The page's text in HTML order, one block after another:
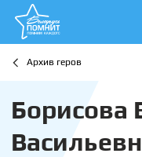
Архив геров
Борисова